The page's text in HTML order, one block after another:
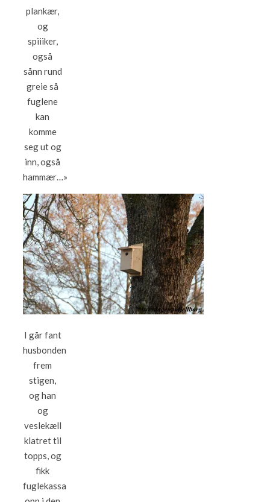
plankær,
og
spiiiker,
også
sånn rund
greie så
fuglene
kan
komme
seg ut og
inn, også
hammær…»
I går fant
husbonden
frem
stigen,
og han
og
veslekæll
klatret til
topps, og
fikk
fuglekassa